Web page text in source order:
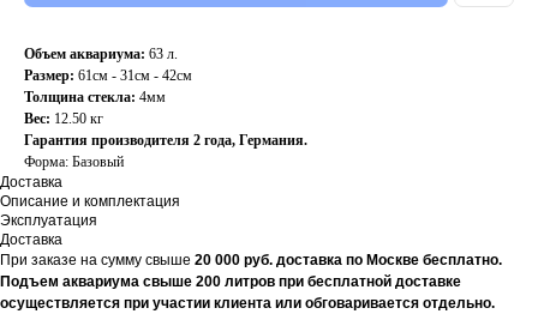
Объем аквариума: 63 л.
Размер: 61см - 31см - 42см
Толщина стекла: 4мм
Вес: 12.50 кг
Гарантия производителя 2 года, Германия.
Форма: Базовый
Доставка
Описание и комплектация
Эксплуатация
Доставка
При заказе на сумму свыше 20 000 руб. доставка по Москве бесплатно.
Подъем аквариума свыше 200 литров при бесплатной доставке
осуществляется при участии клиента или обговаривается отдельно.